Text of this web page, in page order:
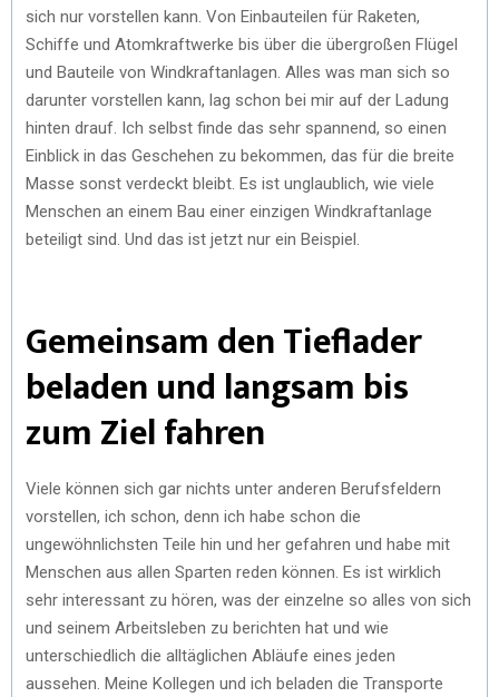
sich nur vorstellen kann. Von Einbauteilen für Raketen,
Schiffe und Atomkraftwerke bis über die übergroßen Flügel
und Bauteile von Windkraftanlagen. Alles was man sich so
darunter vorstellen kann, lag schon bei mir auf der Ladung
hinten drauf. Ich selbst finde das sehr spannend, so einen
Einblick in das Geschehen zu bekommen, das für die breite
Masse sonst verdeckt bleibt. Es ist unglaublich, wie viele
Menschen an einem Bau einer einzigen Windkraftanlage
beteiligt sind. Und das ist jetzt nur ein Beispiel.
Gemeinsam den Tieflader
beladen und langsam bis
zum Ziel fahren
Viele können sich gar nichts unter anderen Berufsfeldern
vorstellen, ich schon, denn ich habe schon die
ungewöhnlichsten Teile hin und her gefahren und habe mit
Menschen aus allen Sparten reden können. Es ist wirklich
sehr interessant zu hören, was der einzelne so alles von sich
und seinem Arbeitsleben zu berichten hat und wie
unterschiedlich die alltäglichen Abläufe eines jeden
aussehen. Meine Kollegen und ich beladen die Transporte